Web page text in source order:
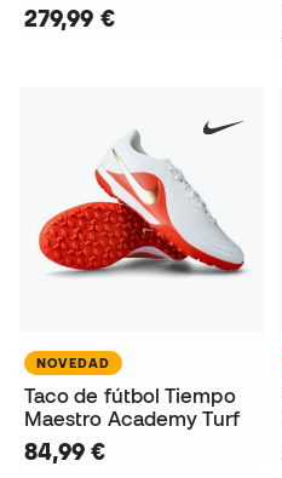
279,99 €
NOVEDAD
Taco de fútbol Tiempo
Maestro Academy Turf
84,99 €